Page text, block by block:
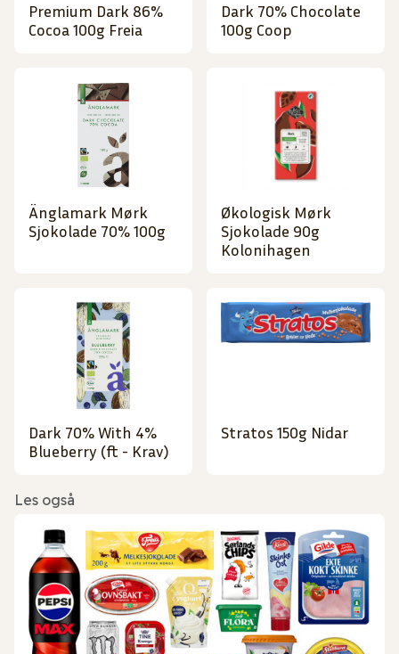
Premium Dark 86%
Cocoa 100g Freia
Dark 70% Chocolate
100g Coop
Änglamark Mørk
Sjokolade 70% 100g
Økologisk Mørk
Sjokolade 90g
Kolonihagen
Dark 70% With 4%
Blueberry (ft - Krav)
Stratos 150g Nidar
Les også